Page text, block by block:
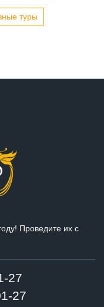
туры
Проведите их с
27
27